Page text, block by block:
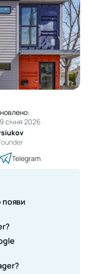
появи
січня 2026
Telegram